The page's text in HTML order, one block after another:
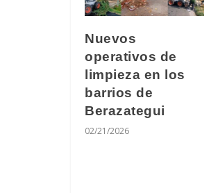
Nuevos
operativos de
limpieza en los
barrios de
Berazategui
02/21/2026